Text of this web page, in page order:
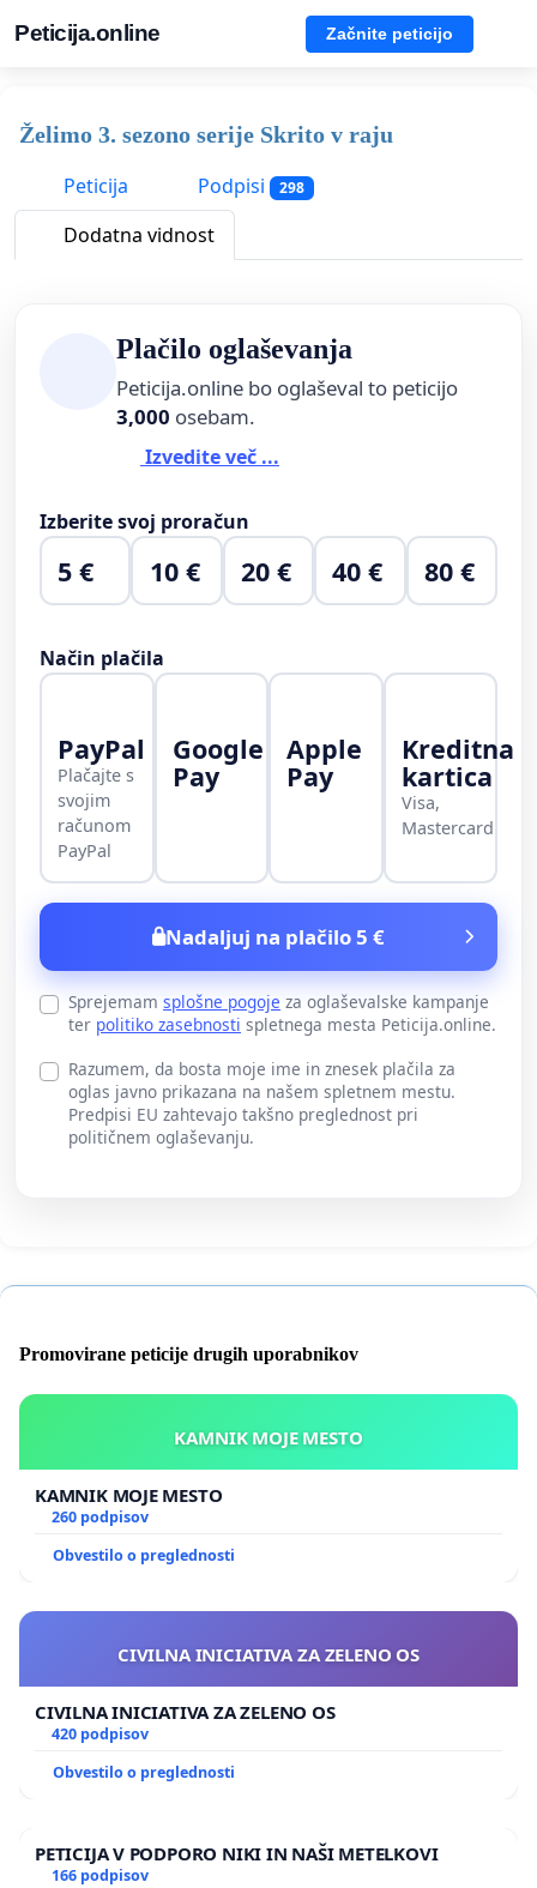
Peticija.online Začnite peticijo
Želimo 3. sezono serije Skrito v raju
Peticija
Podpisi 298
Dodatna vidnost
Plačilo oglaševanja
Peticija.online bo oglaševal to peticijo
3,000 osebam.
Izvedite več ...
Izberite svoj proračun
5 € 10 € 20 € 40 € 80 €
Način plačila
PayPal
Plačajte s
svojim
računom
PayPal
Google
Pay
Apple
Pay
Kreditna
kartica
Visa,
Mastercard
Nadaljuj na plačilo 5 €
Sprejemam splošne pogoje za oglaševalske kampanje
ter politiko zasebnosti spletnega mesta Peticija.online.
Razumem, da bosta moje ime in znesek plačila za
oglas javno prikazana na našem spletnem mestu.
Predpisi EU zahtevajo takšno preglednost pri
političnem oglaševanju.
Promovirane peticije drugih uporabnikov
KAMNIK MOJE MESTO
KAMNIK MOJE MESTO
260 podpisov
Obvestilo o preglednosti
CIVILNA INICIATIVA ZA ZELENO OS
CIVILNA INICIATIVA ZA ZELENO OS
420 podpisov
Obvestilo o preglednosti
PETICIJA V PODPORO NIKI IN NAŠI METELKOVI
166 podpisov